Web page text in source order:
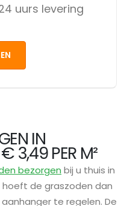
uurs levering
IN
3,49 PER M²
bezorgen bij u thuis in
hoeft de graszoden dan
te regelen. De